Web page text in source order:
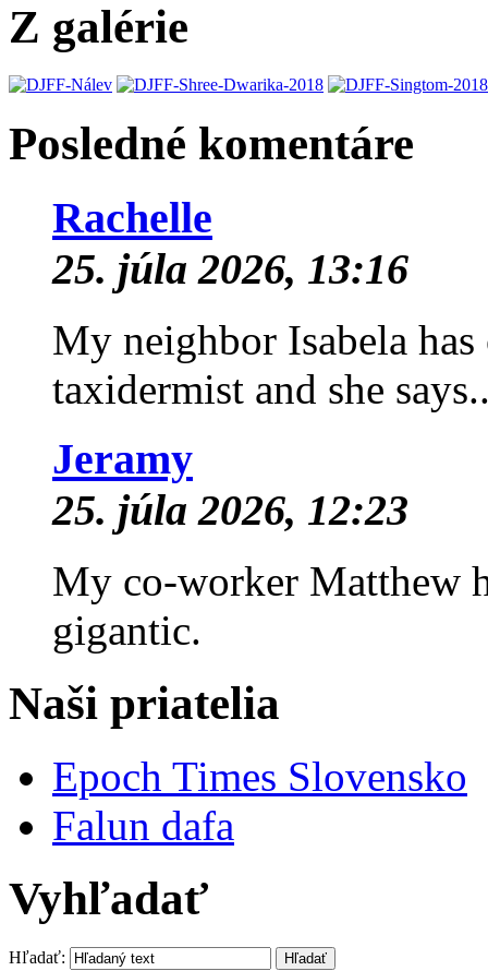
Z galérie
Posledné komentáre
Rachelle
25. júla 2026, 13:16
My neighbor Isabela has
taxidermist and she
Jeramy
25. júla 2026, 12:23
My co-worker Matthew
gigantic.
Naši priatelia
Epoch Times Slovensko
Falun dafa
Vyhľadať
Hľadať: